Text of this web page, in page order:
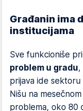
Građanin ima
institucijama
Sve funkcioniše
problem u gradu,
prijava ide
Nišu na
problema, oko 80